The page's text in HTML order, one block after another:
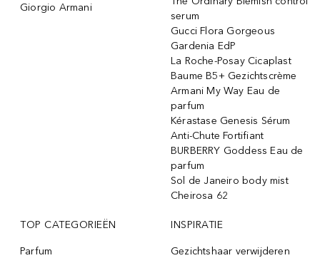
Giorgio Armani
serum
Gucci Flora Gorgeous
Gardenia EdP
La Roche-Posay Cicaplast
Baume B5+ Gezichtscrème
Armani My Way Eau de
parfum
Kérastase Genesis Sérum
Anti-Chute Fortifiant
BURBERRY Goddess Eau de
parfum
Sol de Janeiro body mist
Cheirosa 62
TOP CATEGORIEËN
Parfum
INSPIRATIE
Gezichtshaar verwijderen